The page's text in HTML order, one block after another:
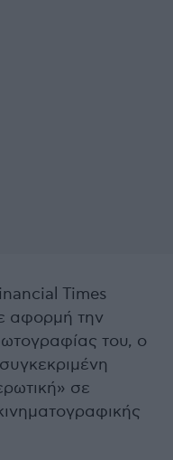
Times
αφορμή την
του, ο
σε